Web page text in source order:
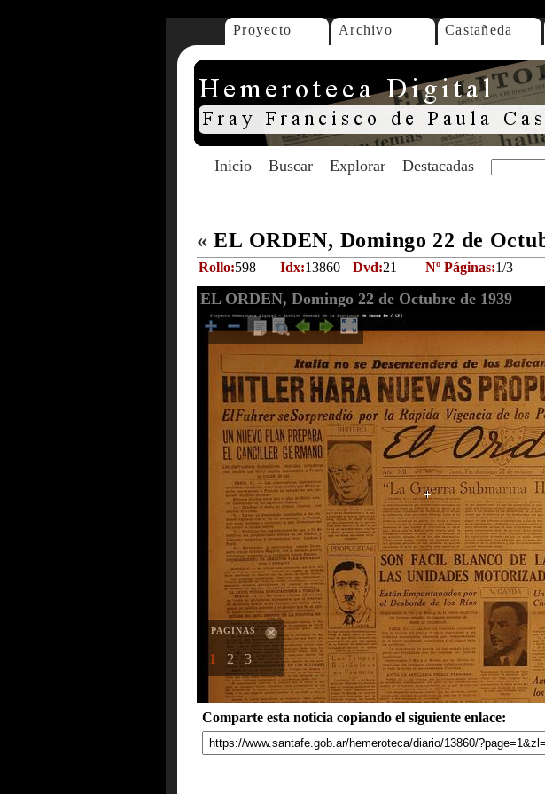
Proyecto Archivo Castañeda
Inicio Buscar Explorar Destacadas
« EL ORDEN, Domingo 22 de
Rollo:598 Idx:13860 Dvd:21 Nº Páginas:1/3
EL ORDEN, Domingo 22 de Octubre de 1939
PAGINAS
1 2 3
Comparte esta noticia copiando el siguiente enlace: